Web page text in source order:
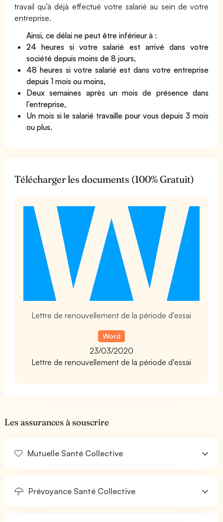
travail qu’à déjà effectué votre salarié au sein de votre
entreprise.
Ainsi, ce délai ne peut être inférieur à :
24 heures si votre salarié est arrivé dans votre
société depuis moins de 8 jours,
48 heures si votre salarié est dans votre entreprise
depuis 1 mois ou moins,
Deux semaines après un mois de présence dans
l’entreprise,
Un mois si le salarié travaille pour vous depuis 3 mois
ou plus.
Télécharger les documents (100% Gratuit)
Lettre de renouvellement de la période d'essai
Word
23/03/2020
Lettre de renouvellement de la période d'essai
Les assurances à souscrire
Mutuelle Santé Collective
Prévoyance Santé Collective